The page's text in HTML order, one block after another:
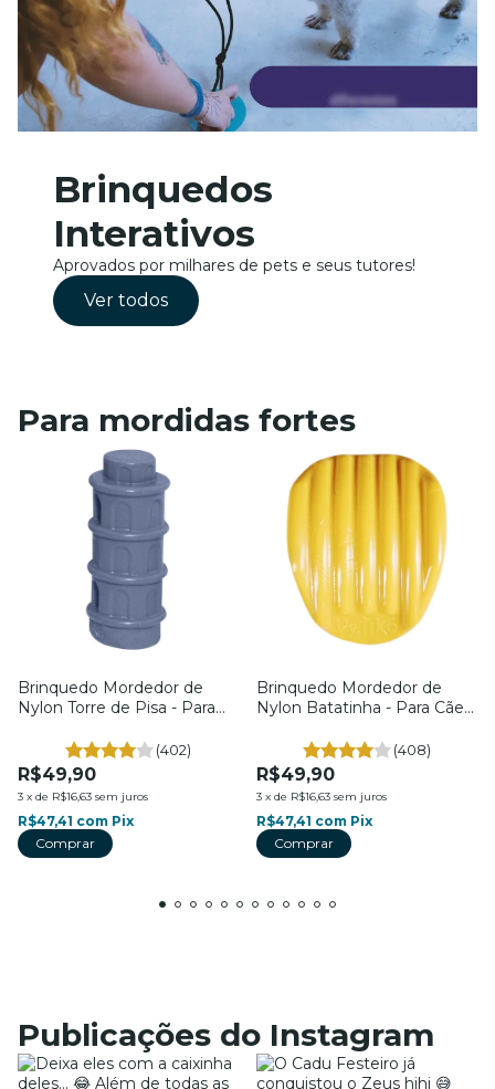
Brinquedos
Interativos
Aprovados por milhares de pets e seus tutores!
Ver todos
Para mordidas fortes
Brinquedo Mordedor de
Nylon Torre de Pisa - Para
(402)
R$49,90
3 x de R$16,63 sem juros
R$47,41 com Pix
Brinquedo Mordedor de
Nylon Batatinha - Para Cães
(408)
R$49,90
3 x de R$16,63 sem juros
R$47,41 com Pix
Publicações do Instagram